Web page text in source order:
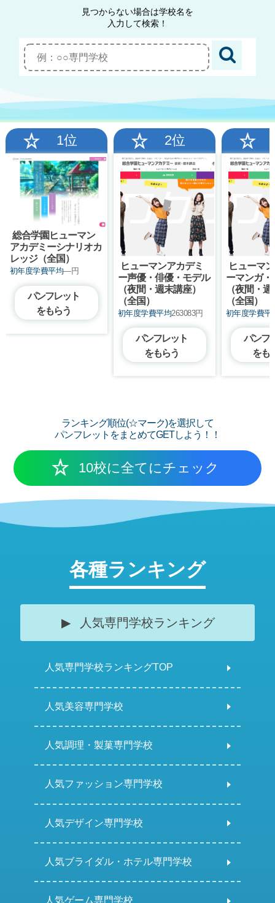
見つからない場合は学校名を
入力して検索！
1位
総合学園ヒューマン
アカデミーシナリオカ
レッジ（全国）
初年度学費平均―円
パンフレット
をもらう
2位
ヒューマンアカデミ
ー声優・俳優・モデル
（夜間・週末講座）
（全国）
初年度学費平均263083円
パンフレット
をもらう
ヒューマ
ーマンガ・
（夜間・
（全国）
初年度学費平
パンフ
をも
ランキング順位(☆マーク)を選択して
パンフレットをまとめてGETしよう！！
10校に全てにチェック
各種ランキング
人気専門学校ランキング
人気専門学校ランキングTOP
人気美容専門学校
人気調理・製菓専門学校
人気ファッション専門学校
人気デザイン専門学校
人気ブライダル・ホテル専門学校
人気ゲーム専門学校